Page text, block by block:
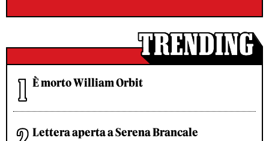
È morto William Orbit
Lettera aperta a Serena Brancale